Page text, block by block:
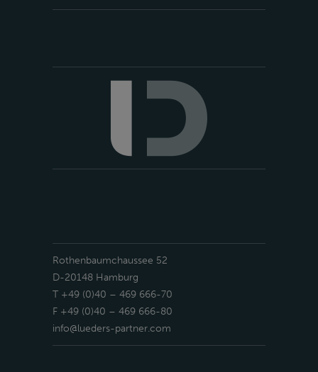
Rothenbaumchaussee 52
D-20148 Hamburg
T +49 (0)40 – 469 666-70
F +49 (0)40 – 469 666-80
info@lueders-partner.com